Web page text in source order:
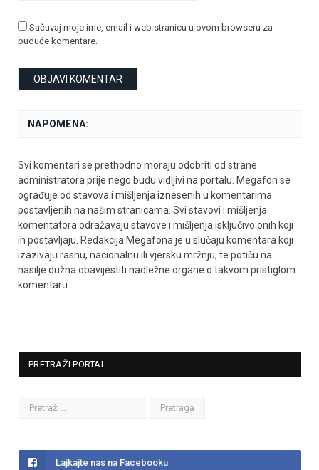
Sačuvaj moje ime, email i web stranicu u ovom browseru za
buduće komentare.
NAPOMENA:
Svi komentari se prethodno moraju odobriti od strane
administratora prije nego budu vidljivi na portalu. Megafon se
ograđuje od stavova i mišljenja iznesenih u komentarima
postavljenih na našim stranicama. Svi stavovi i mišljenja
komentatora odražavaju stavove i mišljenja isključivo onih koji
ih postavljaju. Redakcija Megafona je u slučaju komentara koji
izazivaju rasnu, nacionalnu ili vjersku mržnju, te potiču na
nasilje dužna obavijestiti nadležne organe o takvom pristiglom
komentaru.
PRETRAŽI PORTAL
Lajkajte nas na Facebooku